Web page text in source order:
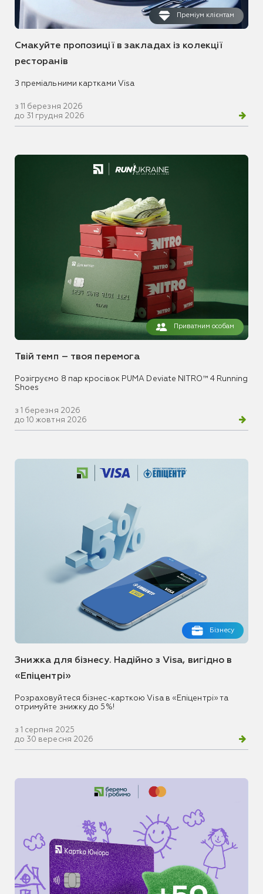
Преміум клієнтам
Смакуйте пропозиції в закладах із колекції
ресторанів
З преміальними картками Visa
з 11 березня 2026
до 31 грудня 2026
Приватним особам
Твій темп – твоя перемога
Розігруємо 8 пар кросівок PUMA Deviate NITRO™ 4 Running
Shoes
з 1 березня 2026
до 10 жовтня 2026
Бізнесу
Знижка для бізнесу. Надійно з Visa, вигідно в
«Епіцентрі»
Розраховуйтеся бізнес-карткою Visa в «Епіцентрі» та
отримуйте знижку до 5%!
з 1 серпня 2025
до 30 вересня 2026